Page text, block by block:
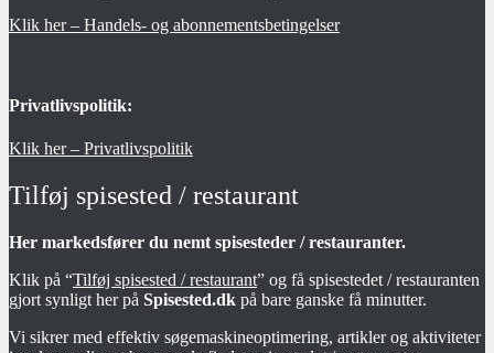
Klik her – Handels- og abonnementsbetingelser
Privatlivspolitik:
Klik her – Privatlivspolitik
Tilføj spisested / restaurant
Her markedsfører du nemt spisesteder / restauranter.
Klik på “Tilføj spisested / restaurant” og få spisestedet / restauranten
gjort synligt her på Spisested.dk på bare ganske få minutter.
Vi sikrer med effektiv søgemaskineoptimering, artikler og aktiviteter